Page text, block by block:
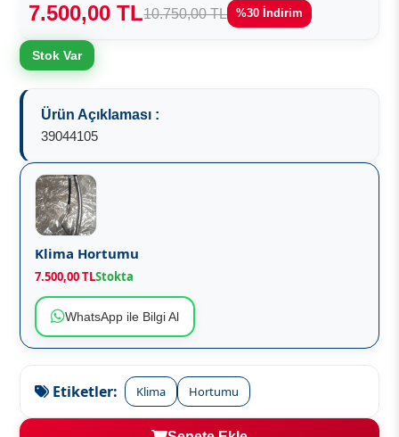
7.500,00 TL10.750,00 TL %30 İndirim
Stok Var
Ürün Açıklaması :
39044105
Klima Hortumu
7.500,00 TLStokta
WhatsApp ile Bilgi Al
Etiketler: Klima Hortumu